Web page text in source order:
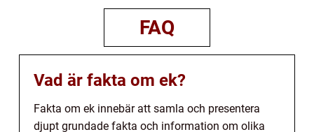
FAQ
Vad är fakta om ek?
Fakta om ek innebär att samla och presentera
djupt grundade fakta och information om olika